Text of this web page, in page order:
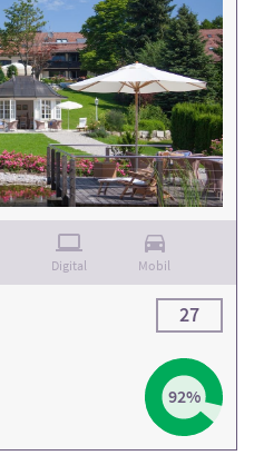
Digital Mobil
92%
27